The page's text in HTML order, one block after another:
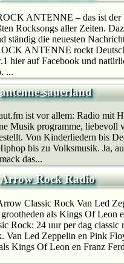
ANTENNE – das ist der
Rocksongs aller Zeiten.
ständig die neuesten
ANTENNE rockt
hier auf Facebook und
...
antenne-sauerland
ist vor allem: Radio mit
Musik programme, liebevoll
Von Kinderliedern bis
bis zu Volksmusik. Ja,
das...
Arrow Rock Radio
Classic Rock Van Led
als Kings Of Leon
Rock: 24 uur per dag classic
Van Led Zeppelin en Pink
Kings Of Leon en Franz